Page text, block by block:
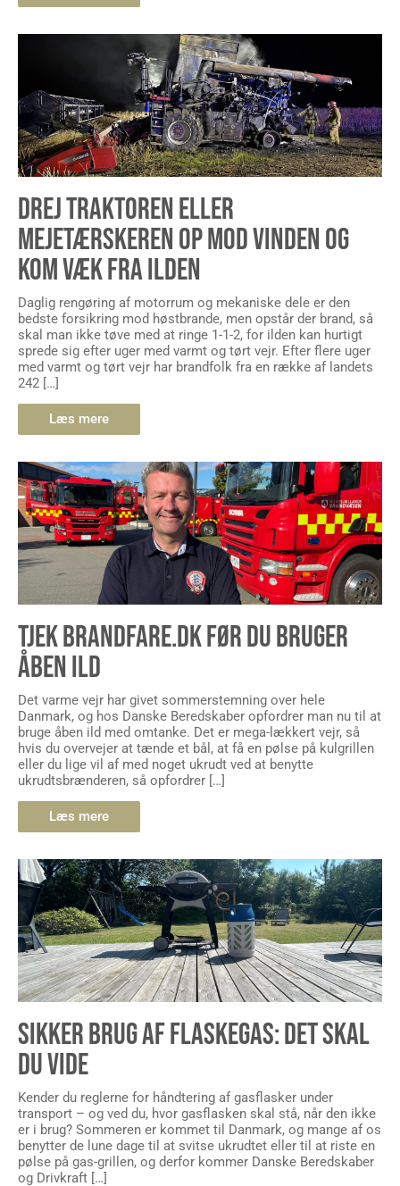
DREJ TRAKTOREN ELLER
MEJETÆRSKEREN OP MOD VINDEN OG
KOM VÆK FRA ILDEN
Daglig rengøring af motorrum og mekaniske dele er den
bedste forsikring mod høstbrande, men opstår der brand, så
skal man ikke tøve med at ringe 1-1-2, for ilden kan hurtigt
sprede sig efter uger med varmt og tørt vejr. Efter flere uger
med varmt og tørt vejr har brandfolk fra en række af landets
242 […]
Læs mere
TJEK BRANDFARE.DK FØR DU BRUGER
ÅBEN ILD
Det varme vejr har givet sommerstemning over hele
Danmark, og hos Danske Beredskaber opfordrer man nu til at
bruge åben ild med omtanke. Det er mega-lækkert vejr, så
hvis du overvejer at tænde et bål, at få en pølse på kulgrillen
eller du lige vil af med noget ukrudt ved at benytte
ukrudtsbrænderen, så opfordrer […]
Læs mere
SIKKER BRUG AF FLASKEGAS: DET SKAL
DU VIDE
Kender du reglerne for håndtering af gasflasker under
transport – og ved du, hvor gasflasken skal stå, når den ikke
er i brug? Sommeren er kommet til Danmark, og mange af os
benytter de lune dage til at svitse ukrudtet eller til at riste en
pølse på gas-grillen, og derfor kommer Danske Beredskaber
og Drivkraft […]